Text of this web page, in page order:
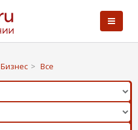
Бизнес > Все